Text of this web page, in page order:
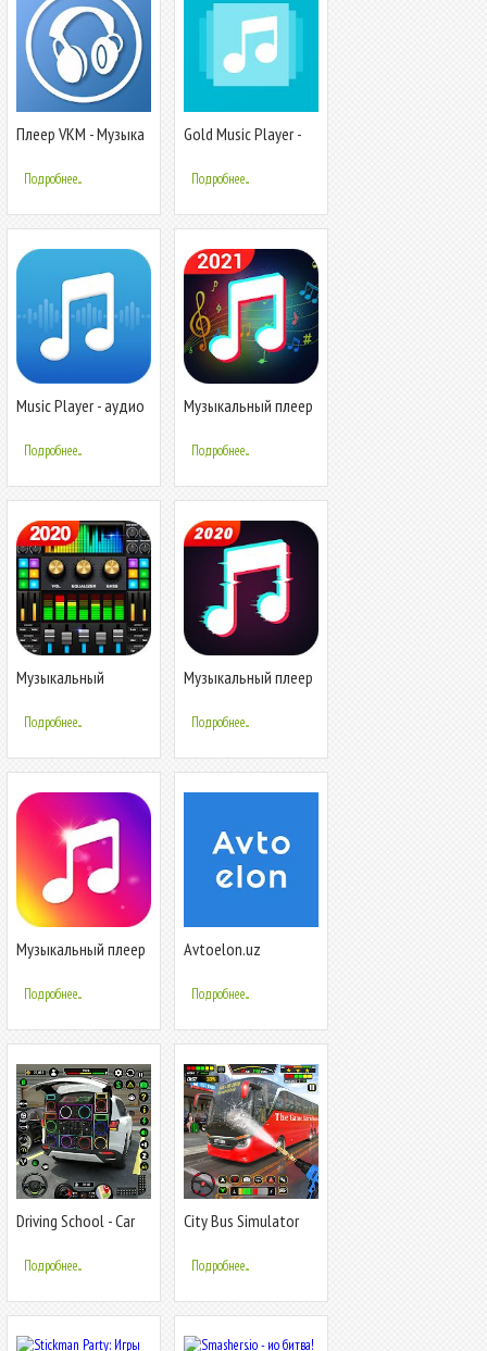
Плеер VKM - Музыка
Подробнее...
Gold Music Player -
Подробнее...
Music Player - аудио
Подробнее...
Музыкальный плеер
Видео плеер
Подробнее...
Музыкальный
Аудио плеер
Подробнее...
Музыкальный плеер
аудио-плеер
Подробнее...
Музыкальный плеер
и MP3-плеер
Подробнее...
Avtoelon.uz
Подробнее...
Driving School - Car
Подробнее...
City Bus Simulator
Подробнее...